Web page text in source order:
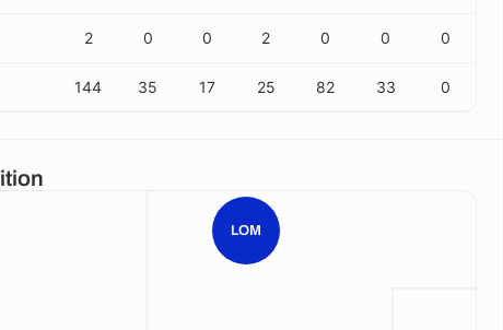
2 0 0 2 0 0 0
144 35 17 25 82 33 0
LOM